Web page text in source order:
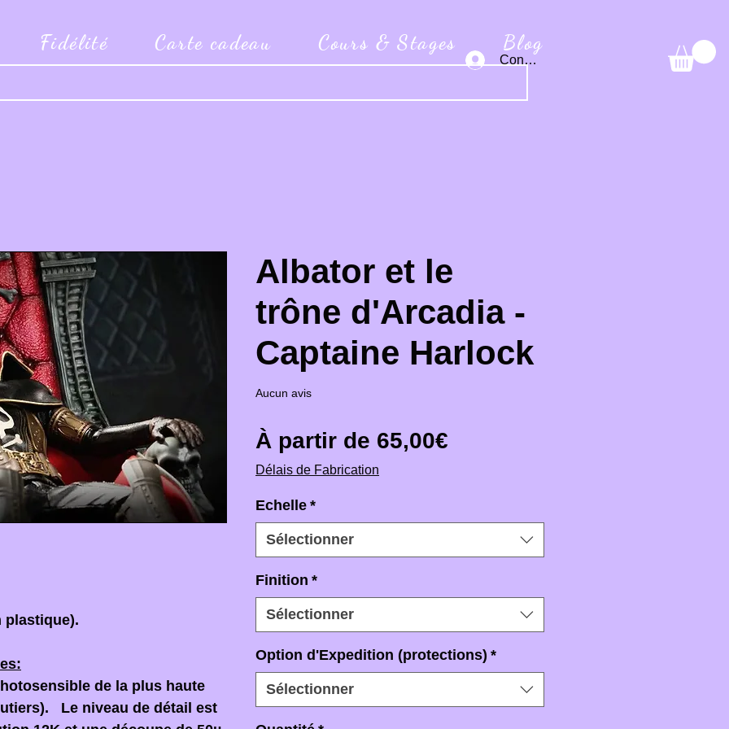
Fidélité Carte cadeau Cours & Stages Blog
Connexion
plastique).
de la plus haute
Le niveau de détail est
Albator et le
trône d'Arcadia -
Captaine Harlock
Aucun avis
À partir de 65,00€
Délais de Fabrication
Echelle *
Sélectionner
Finition *
Sélectionner
Option d'Expedition (protections) *
Sélectionner